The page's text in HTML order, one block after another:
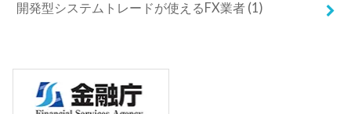
開発型システムトレードが使えるFX業者 (1)